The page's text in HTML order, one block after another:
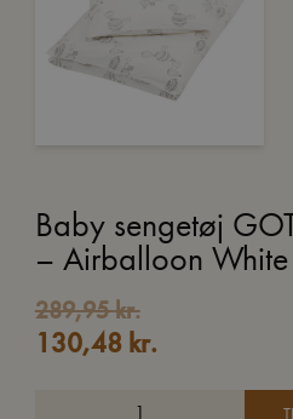
Baby sengetøj
– Airballoon White
289,95kr.
130,48 kr.